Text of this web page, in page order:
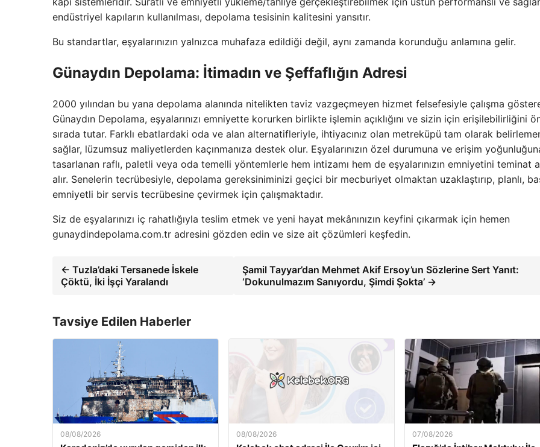
endüstriyel kapıların kullanılması, depolama tesisinin kalitesini yansıtır.
Bu standartlar, eşyalarınızın yalnızca muhafaza edildiği değil, aynı zamanda korunduğu anlamına gelir.
Günaydın Depolama: İtimadın ve Şeffaflığın Adresi
2000 yılından bu yana depolama alanında nitelikten taviz vazgeçmeyen hizmet felsefesiyle çalışma
Günaydın Depolama, eşyalarınızı emniyette korurken birlikte işlemin açıklığını ve sizin için erişilebilirliğini
sırada tutar. Farklı ebatlardaki oda ve alan alternatifleriyle, ihtiyacınız olan metreküpü tam olarak
sağlar, lüzumsuz maliyetlerden kaçınmanıza destek olur. Eşyalarınızın özel durumuna ve erişim
tasarlanan raflı, paletli veya oda temelli yöntemlerle hem intizamı hem de eşyalarınızın emniyetini teminat
alır. Senelerin tecrübesiyle, depolama gereksiniminizi geçici bir mecburiyet olmaktan uzaklaştırıp, planlı,
emniyetli bir servis tecrübesine çevirmek için çalışmaktadır.
Siz de eşyalarınızı iç rahatlığıyla teslim etmek ve yeni hayat mekânınızın keyfini çıkarmak için hemen
gunaydindepolama.com.tr adresini gözden edin ve size ait çözümleri keşfedin.
← Tuzla’daki Tersanede İskele
Çöktü, İki İşçi Yaralandı
Şamil Tayyar’dan Mehmet Akif Ersoy’un Sözlerine Sert Yanıt:
‘Dokunulmazım Sanıyordu, Şimdi Şokta’ →
Tavsiye Edilen Haberler
08/08/2026 08/08/2026 07/08/2026